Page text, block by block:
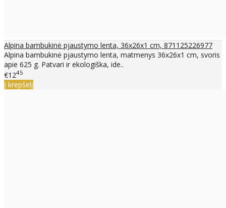
Alpina bambukinė pjaustymo lenta, 36x26x1 cm, 871125226977
Alpina bambukinė pjaustymo lenta, matmenys 36x26x1 cm, svoris
apie 625 g. Patvari ir ekologiška, ide..
€1245
Į krepšelį